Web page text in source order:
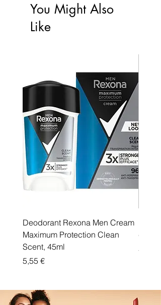
You Might Also
Like
Deodorant Rexona Men Cream
Maximum Protection Clean
Scent, 45ml
Price
5,55 €
Price
5,55 €